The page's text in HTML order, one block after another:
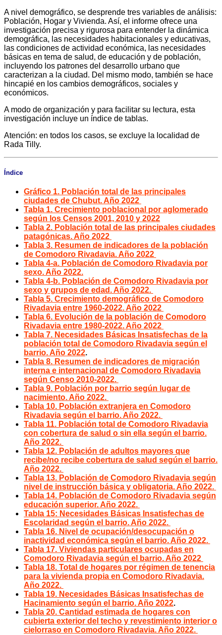
A nivel demográfico, se desprende tres variables de análisis:
Población, Hogar y Vivienda. Así, el informe ofrece una
investigación precisa y rigurosa para entender la dinámica
demográfica, las necesidades habitacionales y educativas,
las condiciones de actividad económica, las necesidades
básicas en tema de salud, de educación y de población,
incluyendo los patrones del desarrollo urbano que
caracterizan a la ciudad. Del mismo modo, también se hace
hincapié en los cambios demográficos, sociales y
económicos.
A modo de organización y para facilitar su lectura, esta
investigación incluye un índice de tablas.
Atención: en todos los casos, se excluye la localidad de
Rada Tilly.
Índice
Gráfico 1. Población total de las principales
ciudades de Chubut. Año 2022
Tabla 1. Crecimiento poblacional por aglomerado
según los Censos 2001, 2010 y 2022
Tabla 2. Población total de las principales ciudades
patagónicas. Año 2022
Tabla 3. Resumen de indicadores de la población
de Comodoro Rivadavia. Año 2022
Tabla 4-a. Población de Comodoro Rivadavia por
sexo. Año 2022.
Tabla 4-b. Población de Comodoro Rivadavia por
sexo y grupos de edad. Año 2022.
Tabla 5. Crecimiento demográfico de Comodoro
Rivadavia entre 1960-2022. Año 2022
Tabla 6. Evolución de la población de Comodoro
Rivadavia entre 1980-2022. Año 2022
Tabla 7. Necesidades Básicas Insatisfechas de la
población total de Comodoro Rivadavia según el
barrio. Año 2022.
Tabla 8. Resumen de indicadores de migración
interna e internacional de Comodoro Rivadavia
según Censo 2010-2022.
Tabla 9. Población por barrio según lugar de
nacimiento. Año 2022.
Tabla 10. Población extranjera en Comodoro
Rivadavia según el barrio. Año 2022.
Tabla 11. Población total de Comodoro Rivadavia
con cobertura de salud o sin ella según el barrio.
Año 2022.
Tabla 12. Población de adultos mayores que
recibe/no recibe cobertura de salud según el barrio.
Año 2022.
Tabla 13. Población de Comodoro Rivadavia según
nivel de instrucción básica y obligatoria. Año 2022.
Tabla 14. Población de Comodoro Rivadavia según
educación superior. Año 2022.
Tabla 15: Necesidades Básicas Insatisfechas de
Escolaridad según el barrio. Año 2022.
Tabla 16. Nivel de ocupación/desocupación o
inactividad económica según el barrio. Año 2022.
Tabla 17. Viviendas particulares ocupadas en
Comodoro Rivadavia según el barrio. Año 2022
Tabla 18. Total de hogares por régimen de tenencia
para la vivienda propia en Comodoro Rivadavia.
Año 2022.
Tabla 19. Necesidades Básicas Insatisfechas de
Hacinamiento según el barrio. Año 2022.
Tabla 20. Cantidad estimada de hogares con
cubierta exterior del techo y revestimiento interior o
cielorraso en Comodoro Rivadavia. Año 2022.